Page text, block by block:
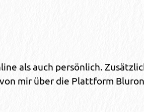
als auch persönlich.
mir über die Plattform